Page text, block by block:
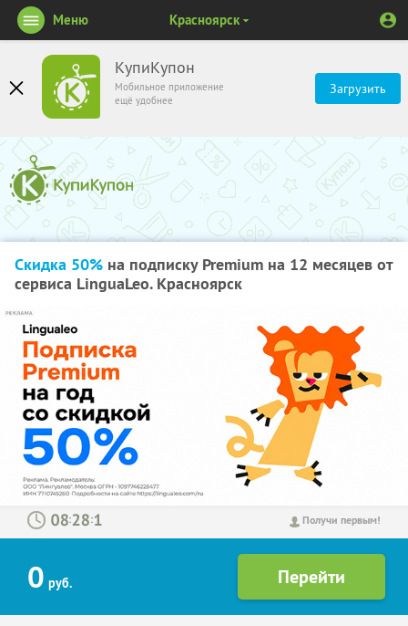
КупиКупон
Мобильное приложение
ещё удобнее
Загрузить
Меню Красноярск
Скидка 50% на подписку Premium на 12 месяцев от
сервиса LinguaLeo. Красноярск
Получи первым!
: :
0 руб.